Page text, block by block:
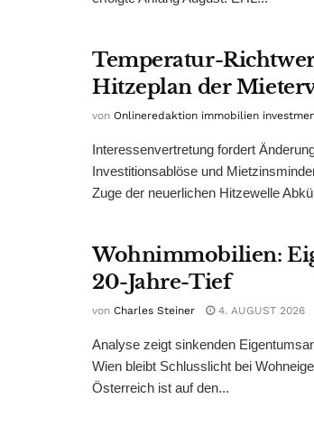
Temperatur-
Hitzeplan der
von Onlineredaktion immobilien
Interessenvertretung fordert
Investitionsablöse und
Zuge der neuerlichen Hitzewelle
Wohnimmobilien:
20-Jahre-Tief
von Charles Steiner 4. AUGUST 2026
Analyse zeigt sinkenden
Wien bleibt Schlusslicht bei
Österreich ist auf den...